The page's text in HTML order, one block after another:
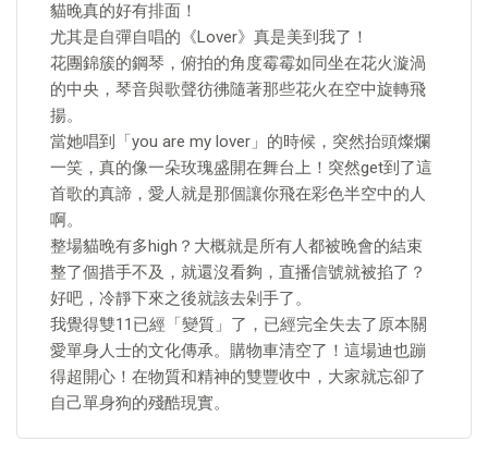
貓晚真的好有排面！
尤其是自彈自唱的《Lover》真是美到我了！
花團錦簇的鋼琴，俯拍的角度霉霉如同坐在花火漩渦
的中央，琴音與歌聲彷彿隨著那些花火在空中旋轉飛
揚。
當她唱到「you are my lover」的時候，突然抬頭燦爛
一笑，真的像一朵玫瑰盛開在舞台上！突然get到了這
首歌的真諦，愛人就是那個讓你飛在彩色半空中的人
啊。
整場貓晚有多high？大概就是所有人都被晚會的結束
整了個措手不及，就還沒看夠，直播信號就被掐了？
好吧，冷靜下來之後就該去剁手了。
我覺得雙11已經「變質」了，已經完全失去了原本關
愛單身人士的文化傳承。購物車清空了！這場迪也蹦
得超開心！在物質和精神的雙豐收中，大家就忘卻了
自己單身狗的殘酷現實。